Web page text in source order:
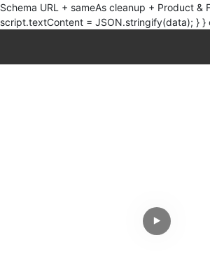
Schema URL + sameAs cleanup + Product &
script.textContent = JSON.stringify(data); } }